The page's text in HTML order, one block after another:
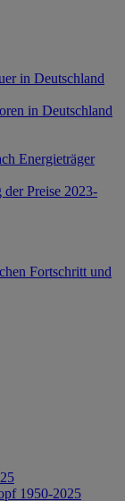
in Deutschland
in Deutschland
Energieträger
Preise 2023-
Fortschritt und
1950-2025